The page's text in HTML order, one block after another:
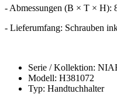
- Abmessungen (B × T × H):
- Lieferumfang: Schrauben
Serie / Kollektion:
Modell: H381072
Typ: Handtuchhalter